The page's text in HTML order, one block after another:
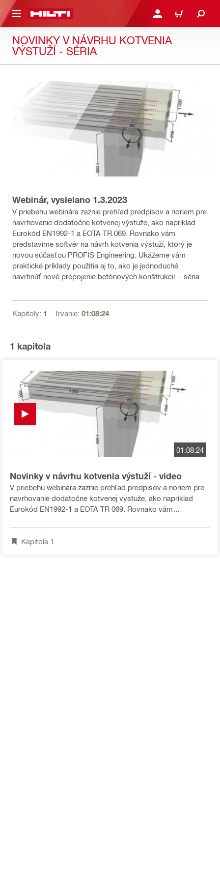
HLAVNÝ OBSAH PRIHLÁSIŤ ALEBO
KOŠÍK
NOVINKY V NÁVRHU KOTVENIA
VÝSTUŽÍ - SÉRIA
Webinár, vysielano 1.3.2023
V priebehu webinára zaznie prehľad predpisov a noriem pre
navrhovanie dodatočne kotvenej výstuže, ako napríklad
Eurokód EN1992-1 a EOTA TR 069. Rovnako vám
predstavíme softvér na návrh kotvenia výstuží, ktorý je
novou súčasťou PROFIS Engineering. Ukážeme vám
praktické príklady použitia aj to, ako je jednoduché
navrhnúť nové prepojenie betónových konštrukcií. - séria
Kapitoly: 1 Trvanie: 01:08:24
1 kapitola
01:08:24
Novinky v návrhu kotvenia výstuží - video
V priebehu webinára zaznie prehľad predpisov a noriem pre
navrhovanie dodatočne kotvenej výstuže, ako napríklad
Eurokód EN1992-1 a EOTA TR 069. Rovnako vám
novou súčasťou PROFIS Engineering. Ukážeme vám
praktické príklady použitia aj to, ako je jednoduché navrhnúť
Kapitola 1